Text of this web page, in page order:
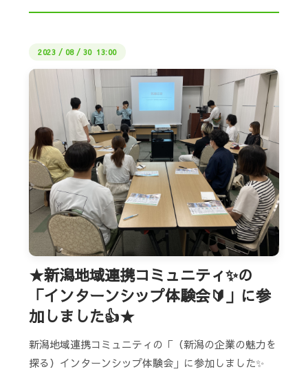
2023 / 08/ 30 13:00
★新潟地域連携コミュニティ✨の
「インターンシップ体験会🔰」に参
加しました👍★
新潟地域連携コミュニティの「（新潟の企業の魅力を
探る）インターンシップ体験会」に参加しました✨